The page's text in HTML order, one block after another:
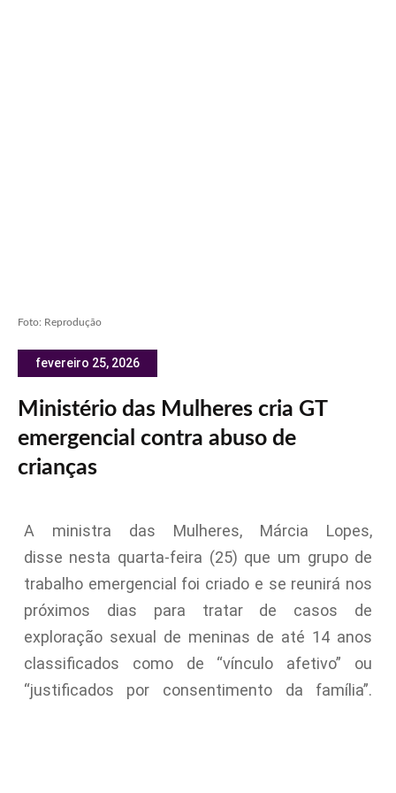
Foto: Reprodução
fevereiro 25, 2026
Ministério das Mulheres cria GT
emergencial contra abuso de
crianças
A ministra das Mulheres, Márcia Lopes,
disse nesta quarta-feira (25) que um grupo de
trabalho emergencial foi criado e se reunirá nos
próximos dias para tratar de casos de
exploração sexual de meninas de até 14 anos
classificados como de “vínculo afetivo” ou
“justificados por consentimento da família”.